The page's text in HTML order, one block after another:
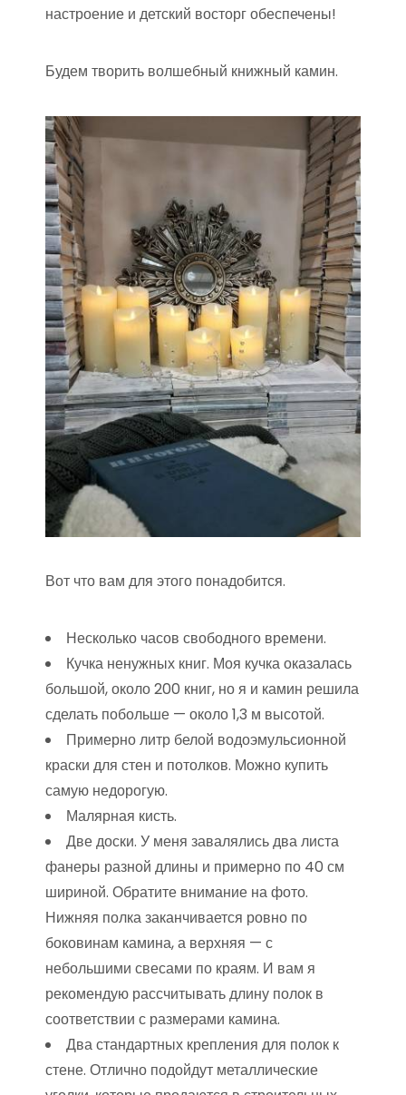
настроение и детский восторг обеспечены!
Будем творить волшебный книжный камин.
Вот что вам для этого понадобится.
Несколько часов свободного времени.
Кучка ненужных книг. Моя кучка оказалась
большой, около 200 книг, но я и камин решила
сделать побольше — около 1,3 м высотой.
Примерно литр белой водоэмульсионной
краски для стен и потолков. Можно купить
самую недорогую.
Малярная кисть.
Две доски. У меня завалялись два листа
фанеры разной длины и примерно по 40 см
шириной. Обратите внимание на фото.
Нижняя полка заканчивается ровно по
боковинам камина, а верхняя — с
небольшими свесами по краям. И вам я
рекомендую рассчитывать длину полок в
соответствии с размерами камина.
Два стандартных крепления для полок к
стене. Отлично подойдут металлические